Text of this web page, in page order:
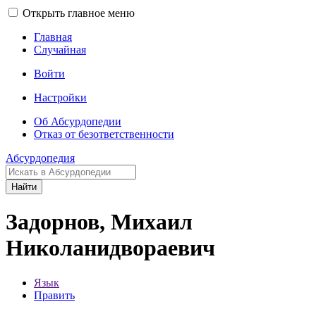
Открыть главное меню
Главная
Случайная
Войти
Настройки
Об Абсурдопедии
Отказ от безответственности
Абсурдопедия
Найти
Задорнов, Михаил
Николанидвораевич
Язык
Править